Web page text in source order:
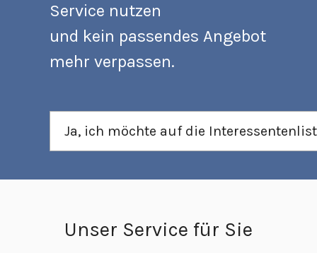
Service nutzen
und kein passendes Angebot
mehr verpassen.
Ja, ich möchte auf die
Unser Service für Sie